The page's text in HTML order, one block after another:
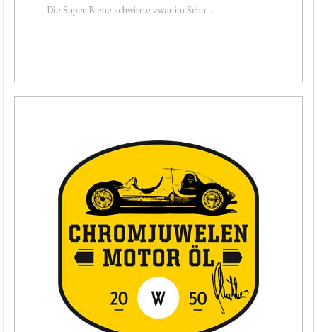
Die Super Biene schwirrte zwar im Scha...